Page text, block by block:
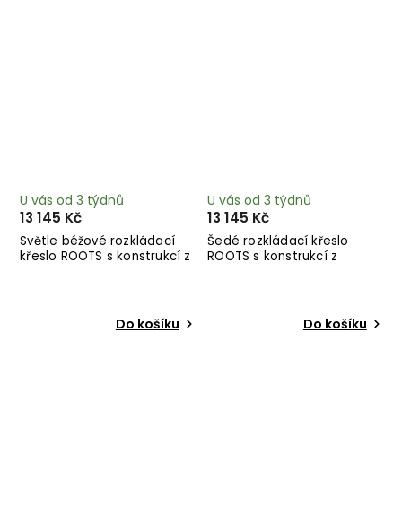
Světle béžové rozkládací
křeslo ROOTS s konstrukcí z
U vás od 3 týdnů
13 145 Kč
Do košíku
Šedé rozkládací křeslo
ROOTS s konstrukcí z
U vás od 3 týdnů
13 145 Kč
Do košíku